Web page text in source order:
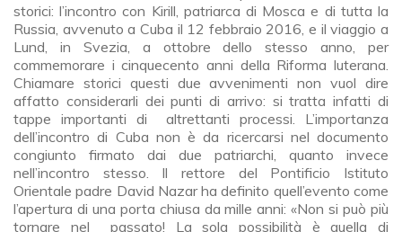
storici: l’incontro con Kirill, patriarca di Mosca e di tutta la
Russia, avvenuto a Cuba il 12 febbraio 2016, e il viaggio a
Lund, in Svezia, a ottobre dello stesso anno, per
commemorare i cinquecento anni della Riforma luterana.
Chiamare storici questi due avvenimenti non vuol dire
affatto considerarli dei punti di arrivo: si tratta infatti di
tappe importanti di altrettanti processi. L’importanza
dell’incontro di Cuba non è da ricercarsi nel documento
congiunto firmato dai due patriarchi, quanto invece
nell’incontro stesso. Il rettore del Pontificio Istituto
Orientale padre David Nazar ha definito quell’evento come
l’apertura di una porta chiusa da mille anni: «Non si può più
tornare nel passato! La sola possibilità è quella di